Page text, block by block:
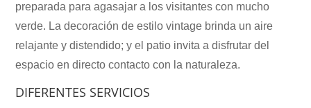
preparada para agasajar a los visitantes con mucho
verde. La decoración de estilo vintage brinda un aire
relajante y distendido; y el patio invita a disfrutar del
espacio en directo contacto con la naturaleza.
DIFERENTES SERVICIOS